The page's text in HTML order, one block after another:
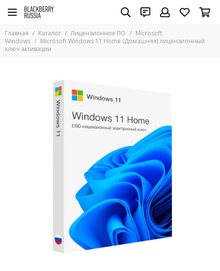
Лицензионное ПО
Все товары
Microsoft Windows
Главная Каталог Лицензионное ПО
Microsoft
Windows
Microsoft Windows 11 Home (Домашняя) лицензионный
ключ активации